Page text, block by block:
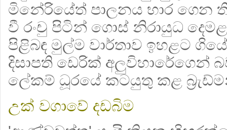
මිනේරියේත් පාලනය භාර ගෙන
වී රංචු පිටින් ගොස් නිරායුධ
පිළිබඳ මුල්ම වාර්තාව ඉහළට
දිසාපති ඩෙරික් අලුවිහාරේගෙන් බව
ලේකම් ධූරයේ කටයුතු කළ
උක් වගාවේ දඩබිම